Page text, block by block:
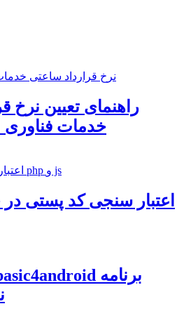
راهنمای تعیین نرخ
خدمات فناوری
اعتبار سنجی کد پستی